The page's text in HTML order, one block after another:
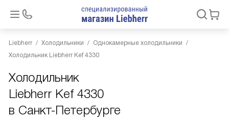
Liebherr Холодильники
Однокамерные холодильники
Холодильник Liebherr Kef 4330
Холодильник
Liebherr Kef 4330
в Санкт-Петербурге